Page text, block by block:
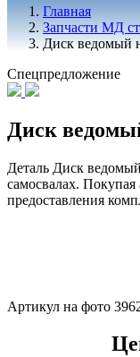
Главная
Запчасти МД
Диск ведомый
Спецпредложение
Диск
Деталь Диск
самосвалах.
предоставления
Артикул на фото